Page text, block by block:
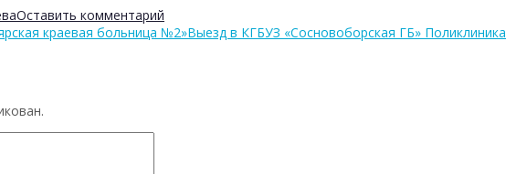
Оставить комментарий
краевая больница №2»Выезд в КГБУЗ «Сосновоборская ГБ» Поликлиника